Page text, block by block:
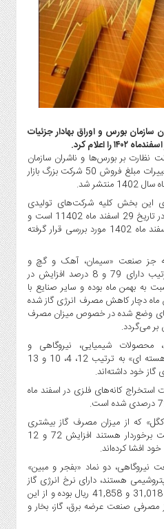
بورس و اوراق بهادار جزئیات
اعلام کرد.
نظارت بر بورس‌ها و ناشران سازمان
بورس و اوراق بهادار در خصوص تغییرات مبلغ فروش 50 شرکت بزرگ بازار
شد.
این بخش کلیه شرکت‌های تولیدی
پذیرفته شده در بورس و فرابورس در تاریخ 29 اسفند ماه 11402 است و
در مجموع 325 نماد در گزارش اسفند ماه 1402 مورد بررسی قرار گرفته
جز صنعت «سیمان، آهک و گچ و
استخراج کانه‌های فلزی» که به ترتیب دارای 79 و 8 درصد افزایش در
به بهمن ماه بوده و سایر صنایع با
ماه دچار کاهش مصرف انرژی گاز شده
وضع شده در خصوص میزان مصرف
بر می‌گردد.
محصولات شیمیایی، نیروگاهی و
فرآورده‌های نفتی، کک و سوخت هسته ای» به ترتیب 12، 4، 10 و 13
خود داشته‌اند.
کانه‌های فلزی در اسفند ماه
که از میزان مصرف گاز بیشتری
نسبت به سایر نمادهای این صنعت برخوردار هستند افزایش 72 و 12
افشا کرده‌اند.
نیروگاهی، دو نماد «بفجر و مبین»
هستند، دارای نرخ انرژی گاز
مصرفی متفاوت به ترتیب به مبلغ 31,018 و 41,858 ریال بوده و از این
مصرفی صنعت عرضه برق، گاز، بخار و